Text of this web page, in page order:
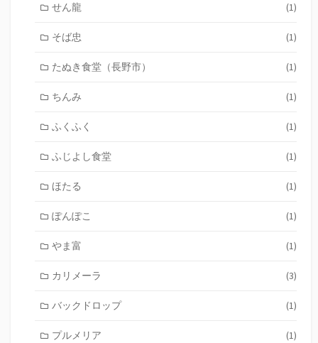
せん龍 (1)
そば忠 (1)
たぬき食堂（長野市） (1)
ちんみ (1)
ふくふく (1)
ふじよし食堂 (1)
ほたる (1)
ぽんぽこ (1)
やま富 (1)
カリメーラ (3)
バックドロップ (1)
プルメリア (1)